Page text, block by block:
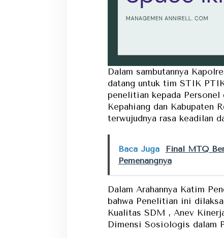
Dalam sambutannya
datang untuk tim STIK
penelitian kepada Personel
Kepahiang dan Kabupaten
terwujudnya rasa keadilan
Baca Juga
Final MTQ
Pemenangnya
Dalam Arahannya Katim
bahwa Penelitian ini
Kualitas SDM , Anev
Dimensi Sosiologis dalam